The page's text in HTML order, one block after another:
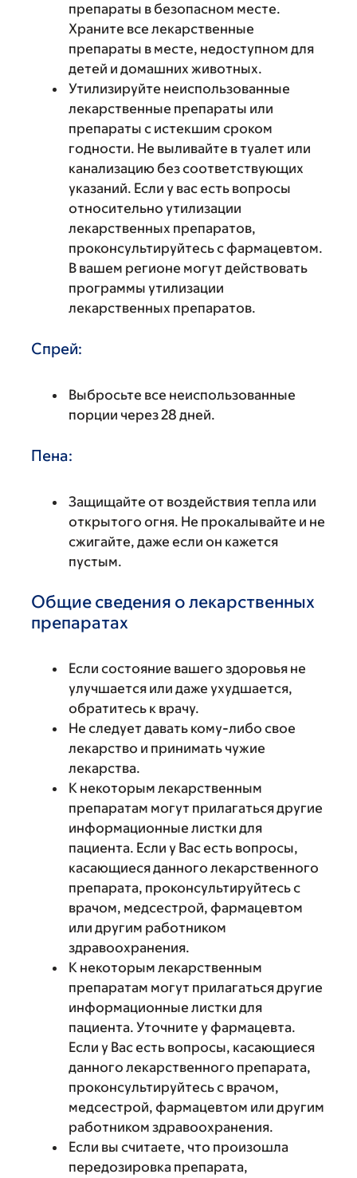
препараты в безопасном месте.
Храните все лекарственные
препараты в месте, недоступном для
детей и домашних животных.
Утилизируйте неиспользованные
лекарственные препараты или
препараты с истекшим сроком
годности. Не выливайте в туалет или
канализацию без соответствующих
указаний. Если у вас есть вопросы
относительно утилизации
лекарственных препаратов,
проконсультируйтесь с фармацевтом.
В вашем регионе могут действовать
программы утилизации
лекарственных препаратов.
Спрей:
Выбросьте все неиспользованные
порции через 28 дней.
Пена:
Защищайте от воздействия тепла или
открытого огня. Не прокалывайте и не
сжигайте, даже если он кажется
пустым.
Общие сведения о лекарственных
препаратах
Если состояние вашего здоровья не
улучшается или даже ухудшается,
обратитесь к врачу.
Не следует давать кому-либо свое
лекарство и принимать чужие
лекарства.
К некоторым лекарственным
препаратам могут прилагаться другие
информационные листки для
пациента. Если у Вас есть вопросы,
касающиеся данного лекарственного
препарата, проконсультируйтесь с
врачом, медсестрой, фармацевтом
или другим работником
здравоохранения.
К некоторым лекарственным
препаратам могут прилагаться другие
информационные листки для
пациента. Уточните у фармацевта.
Если у Вас есть вопросы, касающиеся
данного лекарственного препарата,
проконсультируйтесь с врачом,
медсестрой, фармацевтом или другим
работником здравоохранения.
Если вы считаете, что произошла
передозировка препарата,